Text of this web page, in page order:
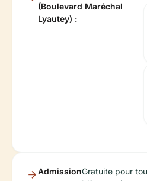
(Boulevard Maréchal
Lyautey) :
AdmissionGratuite pour